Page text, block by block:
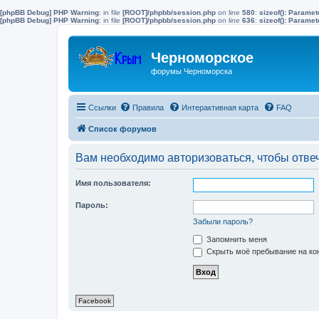
[phpBB Debug] PHP Warning: in file [ROOT]/phpbb/session.php on line 580: sizeof():
[phpBB Debug] PHP Warning: in file [ROOT]/phpbb/session.php on line 636: sizeof():
Черноморское
форумы Черноморска
Ссылки Правила Интерактивная карта FAQ
Список форумов
Вам необходимо авторизоваться, чтобы
Имя пользователя:
Пароль:
Забыли пароль?
Запомнить меня
Скрыть моё пребывание на
Facebook